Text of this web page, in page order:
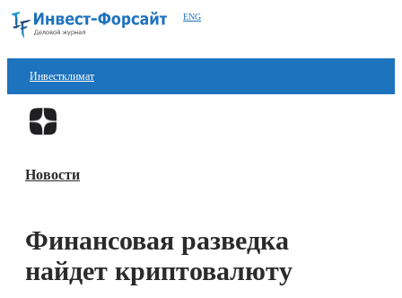
ENG
Инвестклимат
Финансы
Блокчейн
Новости
Финансовая разведка
найдет криптовалюту